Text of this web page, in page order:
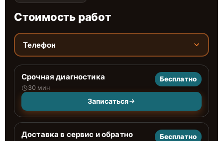
Стоимость работ
Телефон
Срочная диагностика
30 мин
Бесплатно
Записаться
Доставка в сервис и обратно Бесплатно